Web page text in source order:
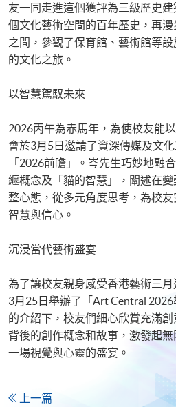
友一同走進這個獲評為三級歷史
個文化藝術空間的百年歷史，再
之間，參觀了保育館、藝術館等
的文化之旅。​
​​以智慧駕馭未來​
​​2026丙午為赤馬年，為使校友能
會於3月5日邀請了資深傳媒及文
「2026前瞻」。岑先生巧妙地融
纏概念及「貓的智慧」​​，闡述在
整心態，從多元角度思考，為校
智慧與信心。​
​​沉浸當代藝術盛宴​
為了讓校友親身感受香港藝術三
3月25日舉辦了「Art Central
的介紹下，​​校友們細心欣賞充滿
背後的創作概念和故事，激發起
一場視覺與心靈的盛宴。​
上一篇